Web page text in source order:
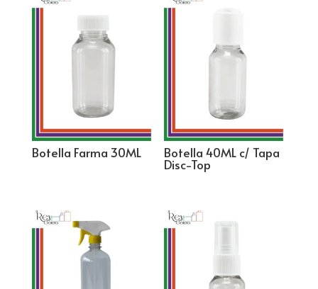
Botella Farma 30ML Botella 40ML c/ Tapa
Disc-Top